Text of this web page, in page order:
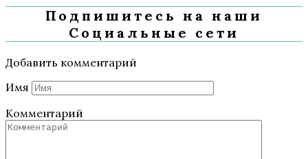
Подпишитесь на наши
Социальные сети
Добавить комментарий
Имя
Комментарий